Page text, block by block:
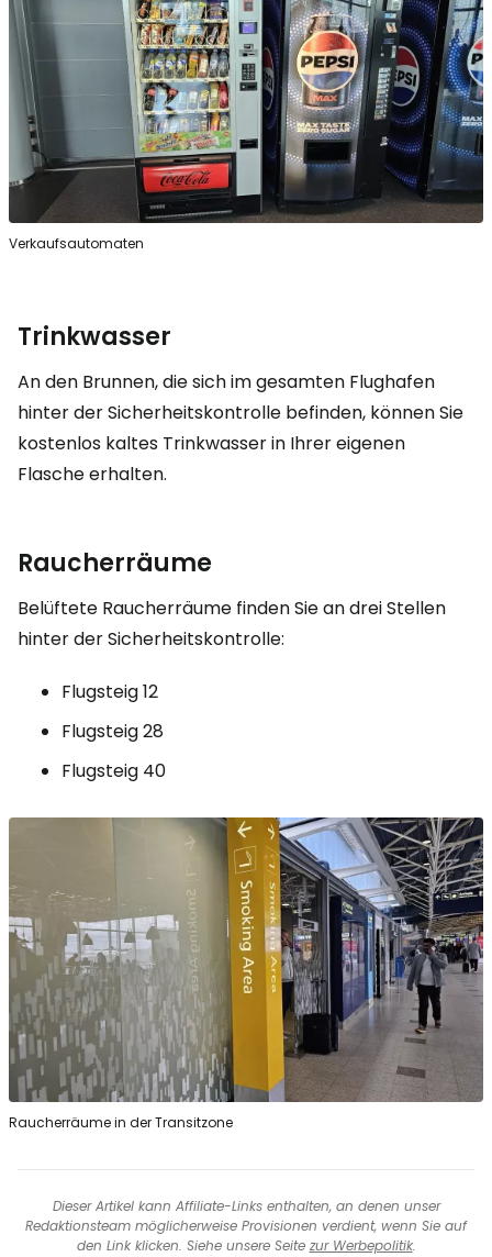
Verkaufsautomaten
Trinkwasser
An den Brunnen, die sich im gesamten Flughafen
hinter der Sicherheitskontrolle befinden, können Sie
kostenlos kaltes Trinkwasser in Ihrer eigenen
Flasche erhalten.
Raucherräume
Belüftete Raucherräume finden Sie an drei Stellen
hinter der Sicherheitskontrolle:
Flugsteig 12
Flugsteig 28
Flugsteig 40
Raucherräume in der Transitzone
Dieser Artikel kann Affiliate-Links enthalten, an denen unser
Redaktionsteam möglicherweise Provisionen verdient, wenn Sie auf
den Link klicken. Siehe unsere Seite zur Werbepolitik.